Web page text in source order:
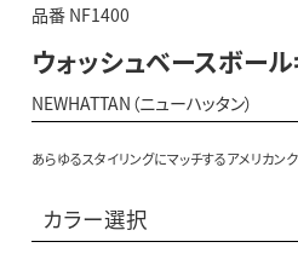
品番 NF1400
ウォッシュベースボール
NEWHATTAN（ニューハッタン）
あらゆるスタイリングにマッチするアメリカン
カラー選択